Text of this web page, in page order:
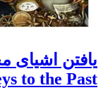
یافتن
to the Past